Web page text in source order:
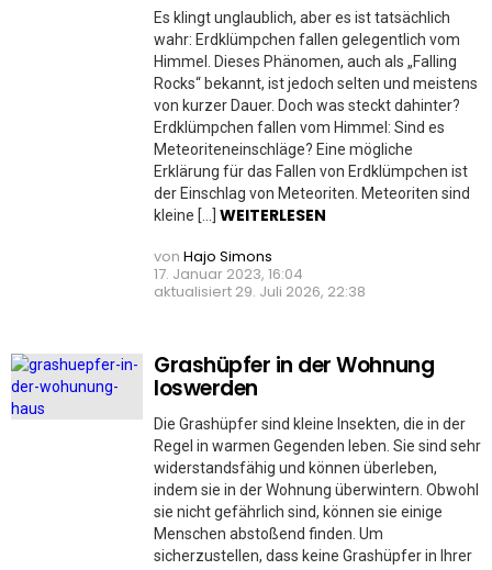
Es klingt unglaublich, aber es ist tatsächlich
wahr: Erdklümpchen fallen gelegentlich vom
Himmel. Dieses Phänomen, auch als „Falling
Rocks“ bekannt, ist jedoch selten und meistens
von kurzer Dauer. Doch was steckt dahinter?
Erdklümpchen fallen vom Himmel: Sind es
Meteoriteneinschläge? Eine mögliche
Erklärung für das Fallen von Erdklümpchen ist
der Einschlag von Meteoriten. Meteoriten sind
kleine […] WEITERLESEN
von Hajo Simons
17. Januar 2023, 16:04
aktualisiert 29. Juli 2026, 22:38
Grashüpfer in der Wohnung
loswerden
Die Grashüpfer sind kleine Insekten, die in der
Regel in warmen Gegenden leben. Sie sind sehr
widerstandsfähig und können überleben,
indem sie in der Wohnung überwintern. Obwohl
sie nicht gefährlich sind, können sie einige
Menschen abstoßend finden. Um
sicherzustellen, dass keine Grashüpfer in Ihrer